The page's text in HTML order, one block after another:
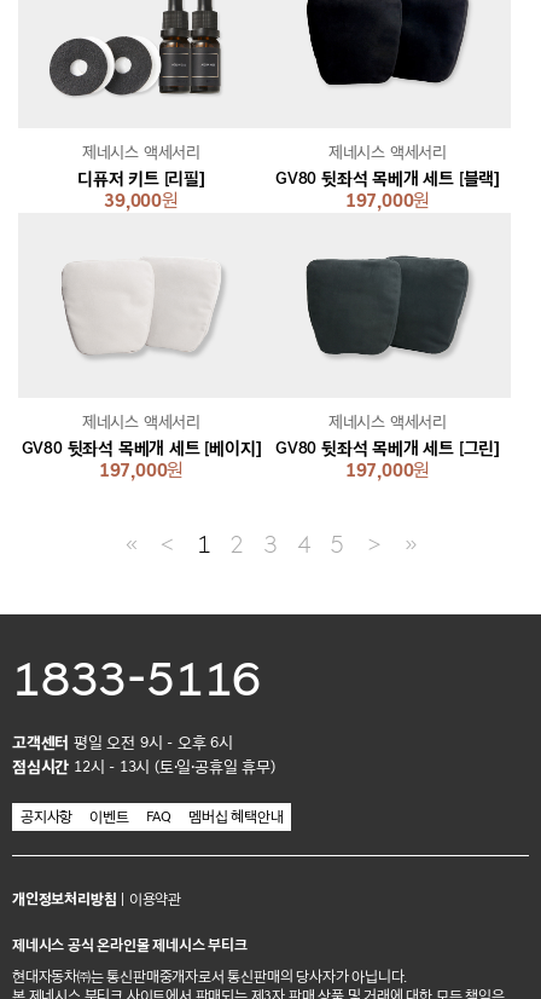
디퓨저 키트 [리필]
39,000원
제네시스 액세서리
GV80 뒷좌석 목베개 세트 [블랙]
197,000원
제네시스 액세서리
GV80 뒷좌석 목베개 세트 [베이지]
197,000원
제네시스 액세서리
GV80 뒷좌석 목베개 세트 [그린]
197,000원
제네시스 액세서리
≪ ＜ 1 2 3 4 5 ＞ ≫
1833-5116
고객센터 평일 오전 9시 - 오후 6시
점심시간 12시 - 13시 (토·일·공휴일 휴무)
공지사항 이벤트 FAQ 멤버십 혜택안내
개인정보처리방침 이용약관
제네시스 공식 온라인몰 제네시스 부티크
현대자동차㈜는 통신판매중개자로서 통신판매의 당사자가 아닙니다.